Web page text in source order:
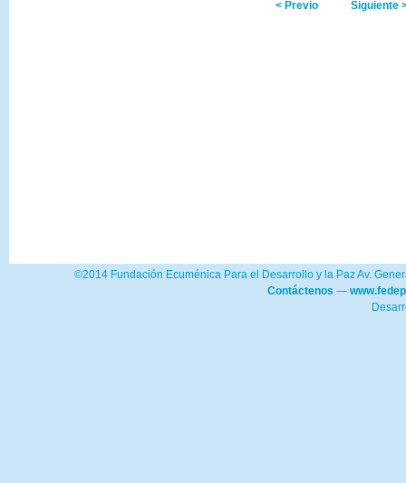
< Previo Siguiente
©2014 Fundación Ecuménica Para el Desarrollo y la Paz Av.
Contáctenos —